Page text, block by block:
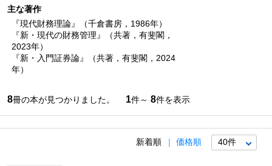
主な著作
『現代財務理論』（千倉書房，1986年）
『新・現代の財務管理』（共著，有斐閣，
2023年）
『新・入門証券論』（共著，有斐閣，2024
年）
8冊の本が見つかりました。 1件～ 8件を表示
新着順 価格順